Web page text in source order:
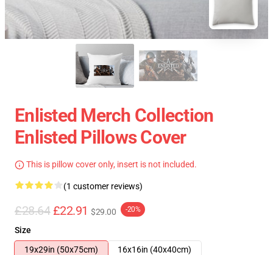
Enlisted Merch Collection
Enlisted Pillows Cover
This is pillow cover only, insert is not included.
(1 customer reviews)
£28.64 £22.91 $29.00 -20%
Size
19x29in (50x75cm)
16x16in (40x40cm)